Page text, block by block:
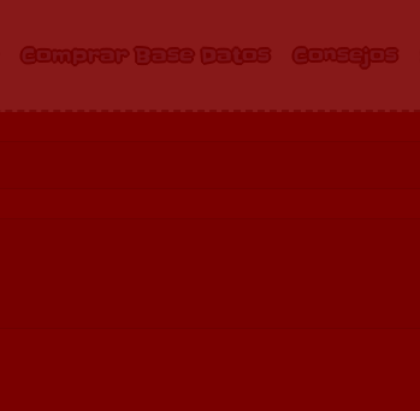
Comprar Base Datos Consejos